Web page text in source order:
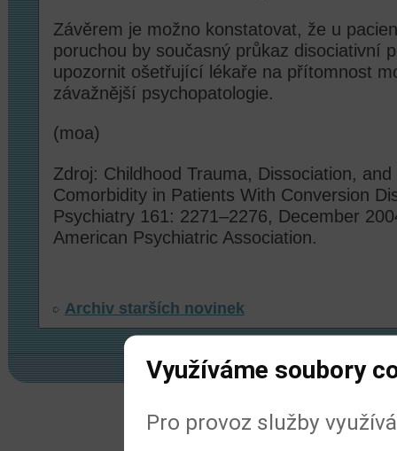
Závěrem je možno konstatovat, že u
poruchou by současný průkaz disociativní
upozornit ošetřující lékaře na přítomnost
závažnější psychopatologie.
(moa)
Zdroj: Childhood Trauma, Dissociation,
Comorbidity in Patients With Conversion
Psychiatry 161: 2271–2276, December
American Psychiatric Association.
Archiv starších novinek
Využíváme soubory
Pro provoz služby